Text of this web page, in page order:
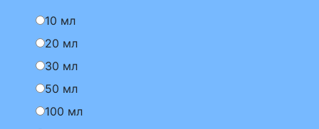
10 мл
20 мл
30 мл
50 мл
100 мл